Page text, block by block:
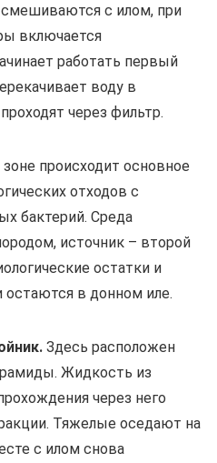
с илом, при
включается
работать первый
воду в
через фильтр.
зоне происходит основное
отходов с
бактерий. Среда
источник – второй
остатки и
в донном иле.
Здесь расположен
Жидкость из
через него
Тяжелые оседают на
с илом снова